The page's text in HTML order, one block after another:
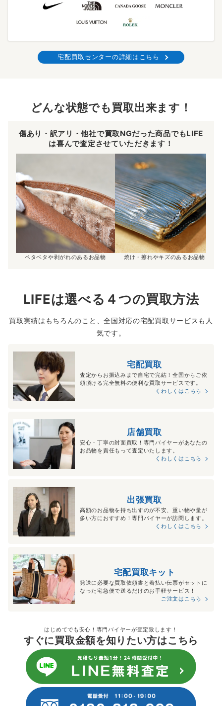
宅配買取センターの詳細はこちら
どんな状態でも買取出来ます！
傷あり・訳アリ・他社で買取NGだった商品でもLIFE
は喜んで査定させていただきます！
ベタベタや剥がれのあるお品物 焼け・擦れやキズのあるお品物
LIFEは選べる４つの買取方法
買取実績はもちろんのこと、全国対応の宅配買取サービスも人
気です。
宅配買取
査定からお振込みまで自宅で完結！全国からご依
頼頂ける完全無料の便利な買取サービスです。
くわしくはこちら
店舗買取
安心・丁寧の対面買取！専門バイヤーがあなたの
お品物を責任もって査定いたします。
くわしくはこちら
出張買取
高額のお品物を持ち出すのが不安、重い物や量が
多い方におすすめ！専門バイヤーが訪問します。
くわしくはこちら
宅配買取キット
発送に必要な買取依頼書と着払い伝票がセットに
なった宅急便で送るだけのお手軽サービス！
ご注文はこちら
はじめてでも安心！専門バイヤーが査定致します！
すぐに買取金額を知りたい方はこちら